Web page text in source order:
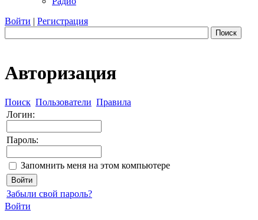
Войти | Регистрация
Поиск
Авторизация
Поиск Пользователи Правила
Логин:
Пароль:
Запомнить меня на этом компьютере
Забыли свой пароль?
Войти